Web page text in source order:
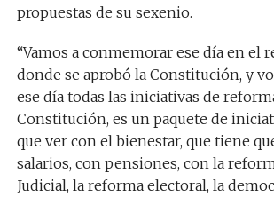
propuestas de su sexenio.
“Vamos a conmemorar ese día en el
donde se aprobó la Constitución, y
ese día todas las iniciativas de
Constitución, es un paquete de
que ver con el bienestar, que tiene
salarios, con pensiones, con la
Judicial, la reforma electoral, la